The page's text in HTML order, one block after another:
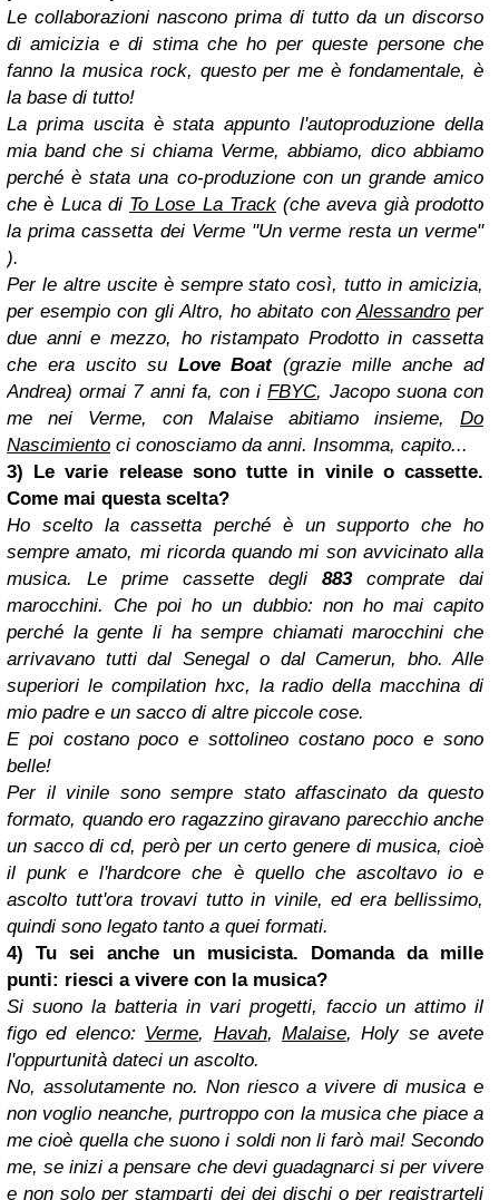
Le collaborazioni nascono prima di tutto da un discorso
di amicizia e di stima che ho per queste persone che
fanno la musica rock, questo per me è fondamentale, è
la base di tutto!
La prima uscita è stata appunto l'autoproduzione della
mia band che si chiama Verme, abbiamo, dico abbiamo
perché è stata una co-produzione con un grande amico
che è Luca di To Lose La Track(che aveva già prodotto
la prima cassetta dei Verme "Un verme resta un verme"
).
Per le altre uscite è sempre stato così, tutto in amicizia,
per esempio con gli Altro, ho abitato conAlessandroper
due anni e mezzo, ho ristampato Prodotto in cassetta
che era uscito su Love Boat(grazie mille anche ad
Andrea) ormai 7 anni fa, con iFBYC, Jacopo suona con
me nei Verme, con Malaise abitiamo insieme, Do
Nascimiento ci conosciamo da anni. Insomma, capito...
3) Le varie release sono tutte in vinile o cassette.
Come mai questa scelta?
Ho scelto la cassetta perché è un supporto che ho
sempre amato, mi ricorda quando mi son avvicinato alla
musica. Le prime cassette degli 883comprate dai
marocchini. Che poi ho un dubbio: non ho mai capito
perché la gente li ha sempre chiamati marocchini che
arrivavano tutti dal Senegal o dal Camerun, bho. Alle
superiori le compilation hxc, la radio della macchina di
mio padre e un sacco di altre piccole cose.
E poi costano poco e sottolineo costano poco e sono
belle!
Per il vinile sono sempre stato affascinato da questo
formato, quando ero ragazzino giravano parecchio anche
un sacco di cd, però per un certo genere di musica, cioè
il punk e l'hardcore che è quello che ascoltavo io e
ascolto tutt'ora trovavi tutto in vinile, ed era bellissimo,
quindi sono legato tanto a quei formati.
4) Tu sei anche un musicista. Domanda da mille
punti: riesci a vivere con la musica?
Si suono la batteria in vari progetti, faccio un attimo il
figo ed elenco: Verme, Havah, Malaise, Holy se avete
l'oppurtunità dateci un ascolto.
No, assolutamente no. Non riesco a vivere di musica e
non voglio neanche, purtroppo con la musica che piace a
me cioè quella che suono i soldi non li farò mai! Secondo
me, se inizi a pensare che devi guadagnarci si per vivere
e non solo per stamparti dei dei dischi o per registrarteli